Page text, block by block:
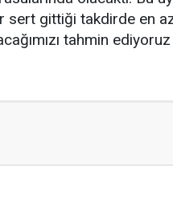
sert gittiği takdirde en
tahmin